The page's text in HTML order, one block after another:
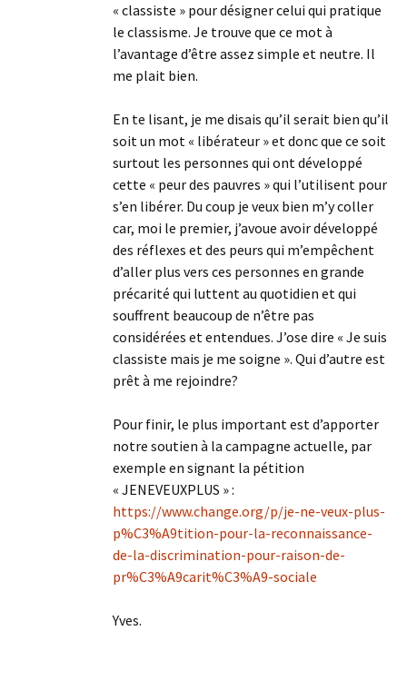
« classiste » pour désigner celui qui pratique
le classisme. Je trouve que ce mot à
l’avantage d’être assez simple et neutre. Il
me plait bien.
En te lisant, je me disais qu’il serait bien qu’il
soit un mot « libérateur » et donc que ce soit
surtout les personnes qui ont développé
cette « peur des pauvres » qui l’utilisent pour
s’en libérer. Du coup je veux bien m’y coller
car, moi le premier, j’avoue avoir développé
des réflexes et des peurs qui m’empêchent
d’aller plus vers ces personnes en grande
précarité qui luttent au quotidien et qui
souffrent beaucoup de n’être pas
considérées et entendues. J’ose dire « Je suis
classiste mais je me soigne ». Qui d’autre est
prêt à me rejoindre?
Pour finir, le plus important est d’apporter
notre soutien à la campagne actuelle, par
exemple en signant la pétition
« JENEVEUXPLUS » :
https://www.change.org/p/je-ne-veux-plus-
p%C3%A9tition-pour-la-reconnaissance-
de-la-discrimination-pour-raison-de-
pr%C3%A9carit%C3%A9-sociale
Yves.